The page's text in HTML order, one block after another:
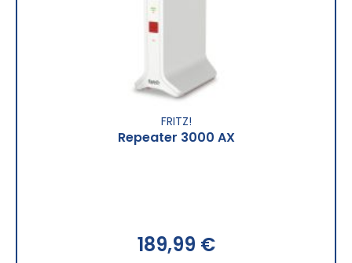
FRITZ!
Repeater 3000 AX
189,99 €